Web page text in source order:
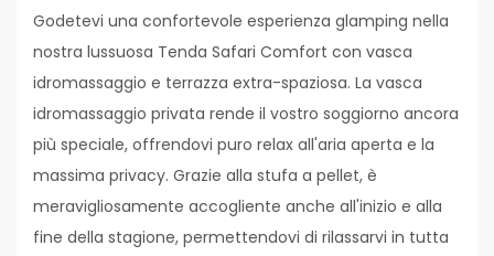
Godetevi una confortevole esperienza glamping nella
nostra lussuosa Tenda Safari Comfort con vasca
idromassaggio e terrazza extra-spaziosa. La vasca
idromassaggio privata rende il vostro soggiorno ancora
più speciale, offrendovi puro relax all'aria aperta e la
massima privacy. Grazie alla stufa a pellet, è
meravigliosamente accogliente anche all'inizio e alla
fine della stagione, permettendovi di rilassarvi in ​​tutta